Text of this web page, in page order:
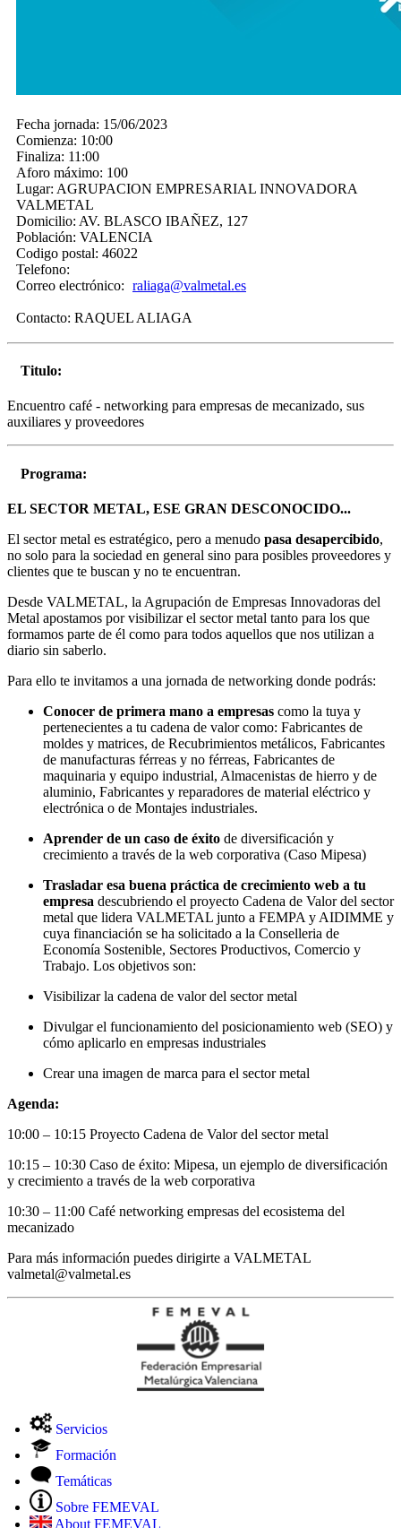
Fecha jornada: 15/06/2023
Comienza: 10:00
Finaliza: 11:00
Aforo máximo: 100
Lugar: AGRUPACION EMPRESARIAL INNOVADORA
VALMETAL
Domicilio: AV. BLASCO IBAÑEZ, 127
Población: VALENCIA
Codigo postal: 46022
Telefono:
Correo electrónico: raliaga@valmetal.es
Contacto: RAQUEL ALIAGA
Titulo:
Encuentro café - networking para empresas de mecanizado, sus
auxiliares y proveedores
Programa:
EL SECTOR METAL, ESE GRAN DESCONOCIDO...
El sector metal es estratégico, pero a menudo pasa desapercibido,
no solo para la sociedad en general sino para posibles proveedores y
clientes que te buscan y no te encuentran.
Desde VALMETAL, la Agrupación de Empresas Innovadoras del
Metal apostamos por visibilizar el sector metal tanto para los que
formamos parte de él como para todos aquellos que nos utilizan a
diario sin saberlo.
Para ello te invitamos a una jornada de networking donde podrás:
Conocer de primera mano a empresas como la tuya y
pertenecientes a tu cadena de valor como: Fabricantes de
moldes y matrices, de Recubrimientos metálicos, Fabricantes
de manufacturas férreas y no férreas, Fabricantes de
maquinaria y equipo industrial, Almacenistas de hierro y de
aluminio, Fabricantes y reparadores de material eléctrico y
electrónica o de Montajes industriales.
Aprender de un caso de éxito de diversificación y
crecimiento a través de la web corporativa (Caso Mipesa)
Trasladar esa buena práctica de crecimiento web a tu
empresa descubriendo el proyecto Cadena de Valor del sector
metal que lidera VALMETAL junto a FEMPA y AIDIMME y
cuya financiación se ha solicitado a la Conselleria de
Economía Sostenible, Sectores Productivos, Comercio y
Trabajo. Los objetivos son:
Visibilizar la cadena de valor del sector metal
Divulgar el funcionamiento del posicionamiento web (SEO) y
cómo aplicarlo en empresas industriales
Crear una imagen de marca para el sector metal
Agenda:
10:00 – 10:15 Proyecto Cadena de Valor del sector metal
10:15 – 10:30 Caso de éxito: Mipesa, un ejemplo de diversificación
y crecimiento a través de la web corporativa
10:30 – 11:00 Café networking empresas del ecosistema del
mecanizado
Para más información puedes dirigirte a VALMETAL
valmetal@valmetal.es
Servicios
Formación
Temáticas
Sobre FEMEVAL
About FEMEVAL